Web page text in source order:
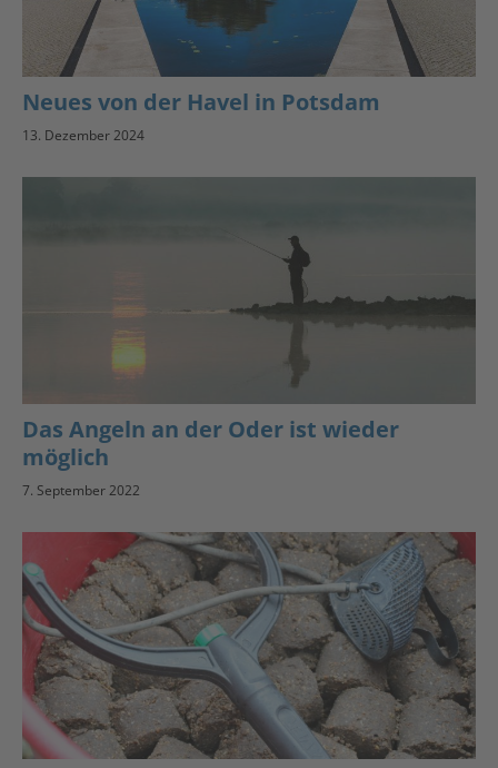
Neues von der Havel in Potsdam
13. Dezember 2024
Das Angeln an der Oder ist wieder
möglich
7. September 2022